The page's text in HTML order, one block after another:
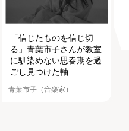
「信じたものを信じ切
る」青葉市子さんが教室
に馴染めない思春期を過
ごし見つけた軸
青葉市子（音楽家）